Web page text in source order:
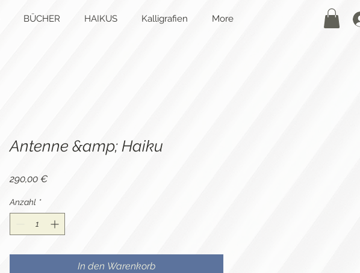
BÜCHER HAIKUS Kalligrafien More
Antenne &amp; Haiku
290,00 €Preis
Anzahl *
In den Warenkorb